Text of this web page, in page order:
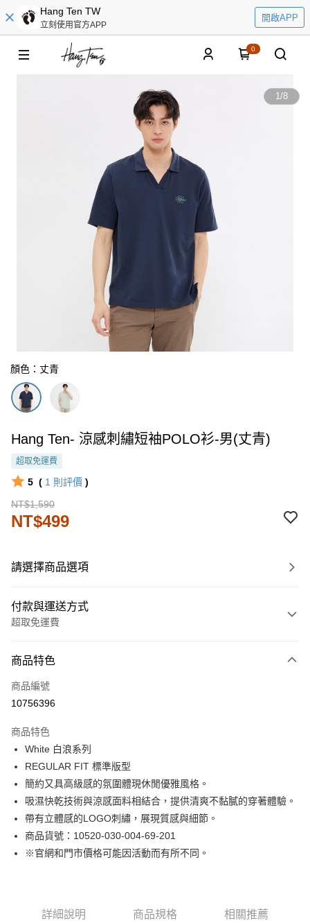
Hang Ten TW
立刻使用官方APP
開啟APP
0
1/8
顏色：丈青
Hang Ten- 涼感刺繡短袖POLO衫-男(丈青)
超取免運費
5 ( 1 則評價 )
NT$1,590
NT$499
請選擇商品選項
付款與運送方式
超取免運費
信用卡一次付款
LINE Pay
街口支付
悠遊付
Google Pay
貨到付款
運送方式
商品特色
商品編號
10756396
商品特色
White 白浪系列
REGULAR FIT 標準版型
簡約又具高級感的氛圍體現休閒優雅風格。
吸濕快乾技術與涼感面料相結合，提供清爽不黏膩的穿著體驗。
帶有立體感的LOGO刺繡，展現質感與細節。
商品貨號：10520-030-004-69-201
※官網和門市價格可能因活動而有所不同。
詳細說明 商品規格 相關推薦